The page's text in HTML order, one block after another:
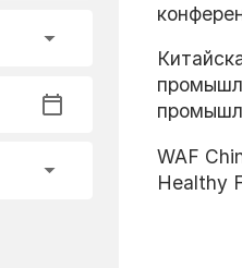
WAF
Healthy